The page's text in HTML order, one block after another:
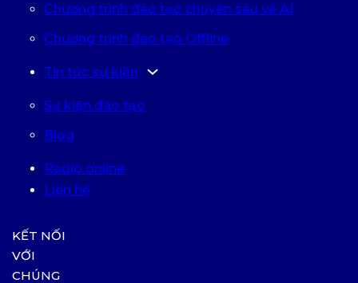
Chương trình đào tạo chuyên sâu về AI
Chương trình đào tạo Offline
Tin tức sự kiện
Sự kiện đào tạo
Blog
Radio online
Liên hệ
KẾT NỐI
VỚI
CHÚNG